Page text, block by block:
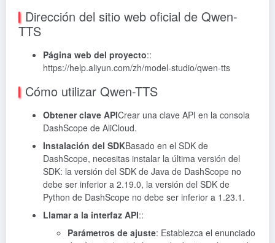
Dirección del sitio web oficial de Qwen-
TTS
Página web del proyecto::
https://help.aliyun.com/zh/model-studio/qwen-tts
Cómo utilizar Qwen-TTS
Obtener clave APICrear una clave API en la consola
DashScope de AliCloud.
Instalación del SDKBasado en el SDK de
DashScope, necesitas instalar la última versión del
SDK: la versión del SDK de Java de DashScope no
debe ser inferior a 2.19.0, la versión del SDK de
Python de DashScope no debe ser inferior a 1.23.1.
Llamar a la interfaz API::
Parámetros de ajuste: Establezca el enunciado